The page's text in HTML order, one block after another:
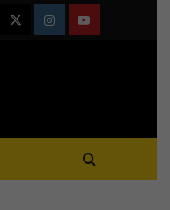
TwitterInstagramYoutube